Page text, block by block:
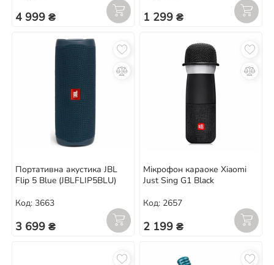
4 999 ₴ 1 299 ₴
Портативна акустика JBL
Flip 5 Blue (JBLFLIP5BLU)
Код: 3663
3 699 ₴
Мікрофон караоке Xiaomi
Just Sing G1 Black
Код: 2657
2 199 ₴